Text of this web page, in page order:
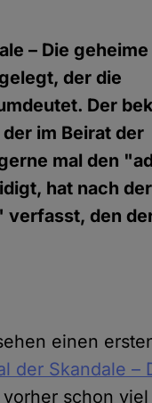
– Die
der die
Der
im Beirat der
mal den
hat nach
verfasst, den
einen
der Skandale –
schon